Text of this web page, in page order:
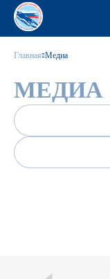
Главная Медиа
МЕДИА